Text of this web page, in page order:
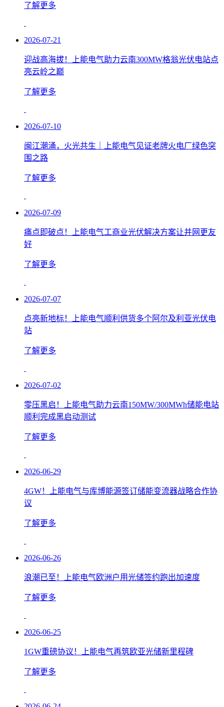
了解更多
2026-07-21
迎战高海拔！上能电气助力云南300MW格翁光伏电站点
亮云岭之巅
了解更多
2026-07-10
闽江潮涌，火光共生｜上能电气见证老牌火电厂绿色突
围之路
了解更多
2026-07-09
痛点即破点！上能电气工商业光伏解决方案让并网更友
好
了解更多
2026-07-07
点亮新地标！上能电气顺利供货多个阿尔及利亚光伏电
站
了解更多
2026-07-02
零压黑启！上能电气助力云南150MW/300MWh储能电站
顺利完成黑启动测试
了解更多
2026-06-29
4GW！上能电气与库博能源签订储能变流器战略合作协
议
了解更多
2026-06-26
浪潮已至！上能电气欧洲户用光储签约跑出加速度
了解更多
2026-06-25
1GW重磅协议！上能电气再筑欧亚光储新里程碑
了解更多